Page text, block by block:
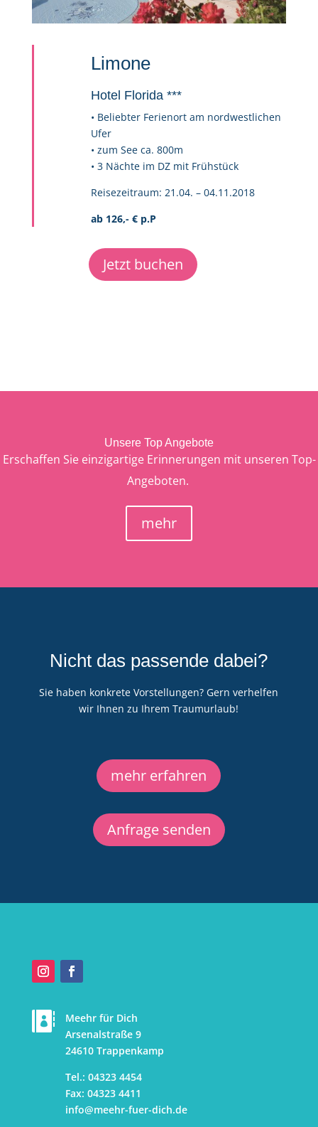
Limone
Hotel Florida ***
• Beliebter Ferienort am nordwestlichen
Ufer
• zum See ca. 800m
• 3 Nächte im DZ mit Frühstück
Reisezeitraum: 21.04. – 04.11.2018
ab 126,- € p.P
Jetzt buchen
Unsere Top Angebote
Erschaffen Sie einzigartige Erinnerungen mit unseren Top-
Angeboten.
mehr
Nicht das passende dabei?
Sie haben konkrete Vorstellungen? Gern verhelfen
wir Ihnen zu Ihrem Traumurlaub!
mehr erfahren
Anfrage senden

Meehr für Dich
Arsenalstraße 9
24610 Trappenkamp
Tel.: 04323 4454
Fax: 04323 4411
info@meehr-fuer-dich.de